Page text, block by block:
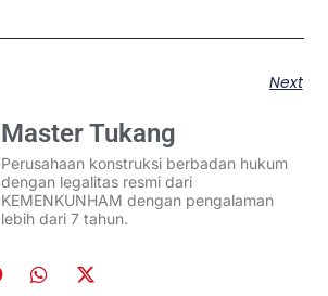
Next
Master Tukang
Perusahaan konstruksi berbadan hukum
dengan legalitas resmi dari
KEMENKUNHAM dengan pengalaman
lebih dari 7 tahun.